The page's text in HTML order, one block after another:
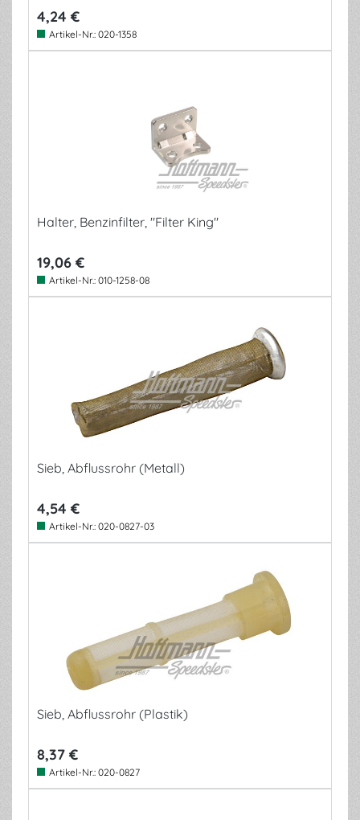
4,24 €
Artikel-Nr.: 020-1358
Halter, Benzinfilter, "Filter King"
19,06 €
Artikel-Nr.: 010-1258-08
Sieb, Abflussrohr (Metall)
4,54 €
Artikel-Nr.: 020-0827-03
Sieb, Abflussrohr (Plastik)
8,37 €
Artikel-Nr.: 020-0827